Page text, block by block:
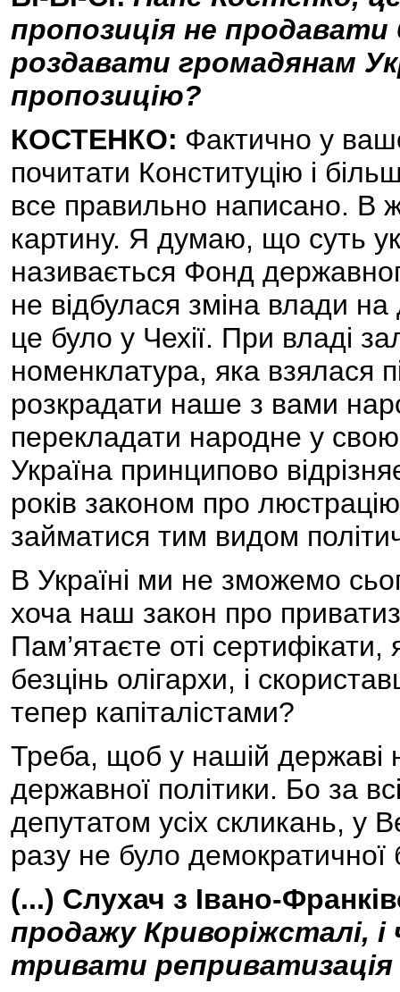
пропозиція не
роздавати громадянам
пропозицію?
КОСТЕНКО: Фактично у
почитати Конституцію і
все правильно написано. В
картину. Я думаю, що суть
називається Фонд
не відбулася зміна влади
це було у Чехії. При владі
номенклатура, яка взялася
розкрадати наше з вами
перекладати народне у
Україна принципово
років законом про
займатися тим видом
В Україні ми не зможемо
хоча наш закон про
Пам’ятаєте оті
безцінь олігархи, і
тепер капіталістами?
Треба, щоб у нашій державі
державної політики. Бо за
депутатом усіх скликань, у
разу не було демократичної
(...) Слухач з Івано-
продажу Криворіжсталі,
тривати реприватизація